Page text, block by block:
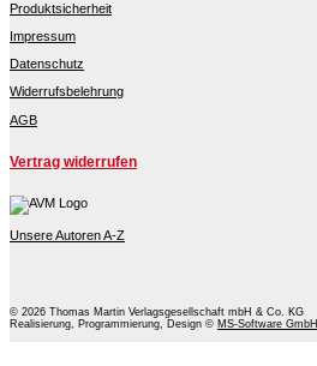
Produktsicherheit
Impressum
Datenschutz
Widerrufsbelehrung
AGB
Vertrag widerrufen
Unsere Autoren A-Z
© 2026 Thomas Martin Verlagsgesellschaft mbH & Co. KG
Realisierung, Programmierung, Design © MS-Software GmbH